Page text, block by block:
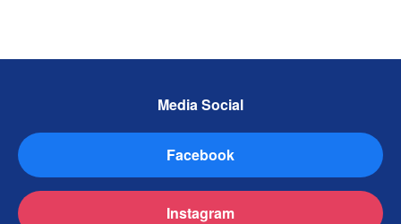
Media Social
Facebook
Instagram